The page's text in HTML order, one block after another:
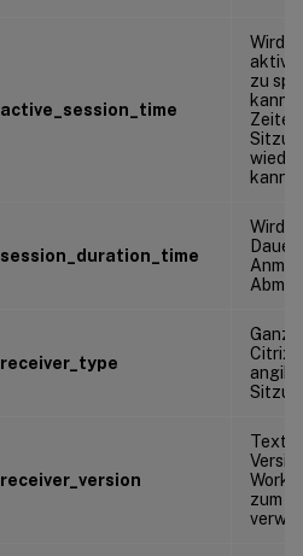
active_session_time
Wird
zu
kann
Zeiten
kann
session_duration_time
Wird
receiver_type
Citrix
receiver_version
zum